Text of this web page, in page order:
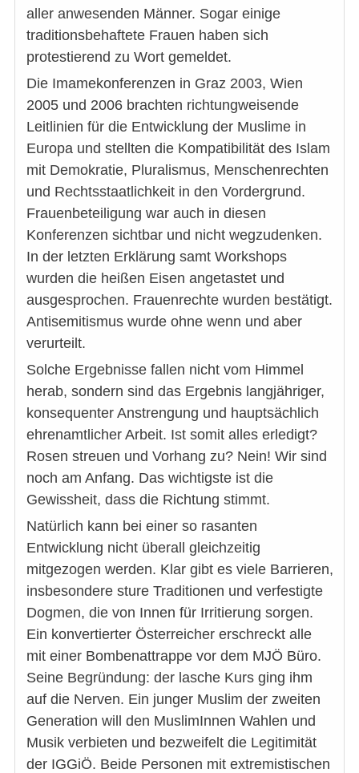
aller anwesenden Männer. Sogar einige
traditionsbehaftete Frauen haben sich
protestierend zu Wort gemeldet.
Die Imamekonferenzen in Graz 2003, Wien
2005 und 2006 brachten richtungweisende
Leitlinien für die Entwicklung der Muslime in
Europa und stellten die Kompatibilität des Islam
mit Demokratie, Pluralismus, Menschenrechten
und Rechtsstaatlichkeit in den Vordergrund.
Frauenbeteiligung war auch in diesen
Konferenzen sichtbar und nicht wegzudenken.
In der letzten Erklärung samt Workshops
wurden die heißen Eisen angetastet und
ausgesprochen. Frauenrechte wurden bestätigt.
Antisemitismus wurde ohne wenn und aber
verurteilt.
Solche Ergebnisse fallen nicht vom Himmel
herab, sondern sind das Ergebnis langjähriger,
konsequenter Anstrengung und hauptsächlich
ehrenamtlicher Arbeit. Ist somit alles erledigt?
Rosen streuen und Vorhang zu? Nein! Wir sind
noch am Anfang. Das wichtigste ist die
Gewissheit, dass die Richtung stimmt.
Natürlich kann bei einer so rasanten
Entwicklung nicht überall gleichzeitig
mitgezogen werden. Klar gibt es viele Barrieren,
insbesondere sture Traditionen und verfestigte
Dogmen, die von Innen für Irritierung sorgen.
Ein konvertierter Österreicher erschreckt alle
mit einer Bombenattrappe vor dem MJÖ Büro.
Seine Begründung: der lasche Kurs ging ihm
auf die Nerven. Ein junger Muslim der zweiten
Generation will den MuslimInnen Wahlen und
Musik verbieten und bezweifelt die Legitimität
der IGGiÖ. Beide Personen mit extremistischen